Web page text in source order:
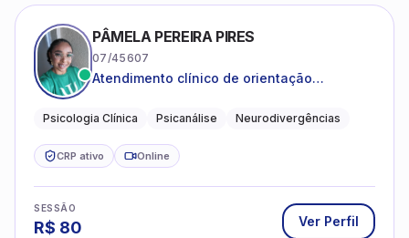
PÂMELA PEREIRA PIRES
07/45607
Atendimento clínico de orientação
crianças neurotípicas
Psicologia Clínica Psicanálise Neurodivergências
CRP ativo Online
SESSÃO
R$ 80 Ver Perfil